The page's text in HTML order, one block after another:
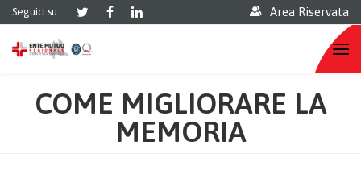
Seguici su: Area Riservata
COME MIGLIORARE LA
MEMORIA